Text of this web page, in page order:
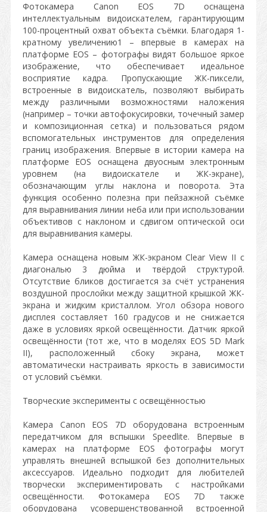
Фотокамера Canon EOS 7D оснащена
интеллектуальным видоискателем, гарантирующим
100-процентный охват объекта съёмки. Благодаря 1-
кратному увеличению1 – впервые в камерах на
платформе EOS – фотографы видят большое яркое
изображение, что обеспечивает идеальное
восприятие кадра. Пропускающие ЖК-пиксели,
встроенные в видоискатель, позволяют выбирать
между различными возможностями наложения
(например – точки автофокусировки, точечный замер
и композиционная сетка) и пользоваться рядом
вспомогательных инструментов для определения
границ изображения. Впервые в истории камера на
платформе EOS оснащена двуосным электронным
уровнем (на видоискателе и ЖК-экране),
обозначающим углы наклона и поворота. Эта
функция особенно полезна при пейзажной съёмке
для выравнивания линии неба или при использовании
объективов с наклоном и сдвигом оптической оси
для выравнивания камеры.
Камера оснащена новым ЖК-экраном Clear View II с
диагональю 3 дюйма и твёрдой структурой.
Отсутствие бликов достигается за счёт устранения
воздушной прослойки между защитной крышкой ЖК-
экрана и жидким кристаллом. Угол обзора нового
дисплея составляет 160 градусов и не снижается
даже в условиях яркой освещённости. Датчик яркой
освещённости (тот же, что в моделях EOS 5D Mark
II), расположенный сбоку экрана, может
автоматически настраивать яркость в зависимости
от условий съёмки.
Творческие эксперименты с освещённостью
Камера Canon EOS 7D оборудована встроенным
передатчиком для вспышки Speedlite. Впервые в
камерах на платформе EOS фотографы могут
управлять внешней вспышкой без дополнительных
аксессуаров. Идеально подходит для любителей
творчески экспериментировать с настройками
освещённости. Фотокамера EOS 7D также
оборудована усовершенствованной встроенной